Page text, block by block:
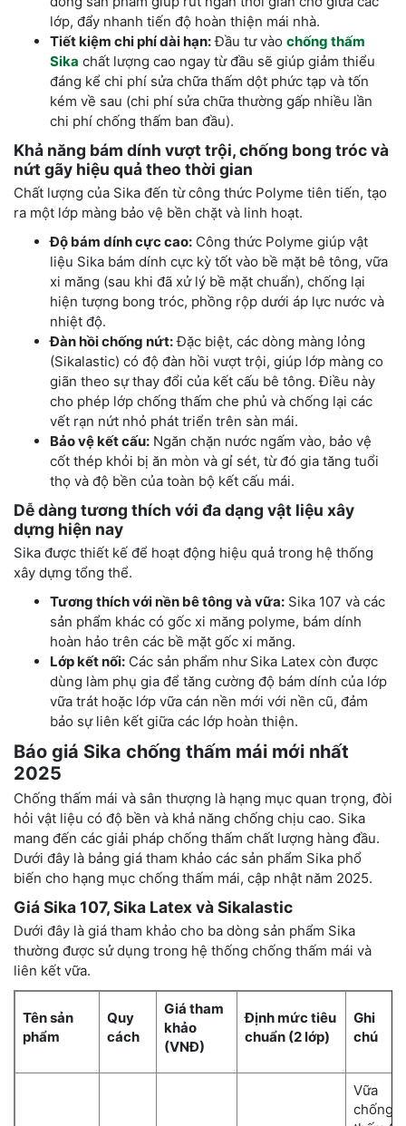
lớp, đẩy nhanh tiến độ hoàn thiện mái nhà.
Tiết kiệm chi phí dài hạn:Đầu tư vào chống thấm
Sika chất lượng cao ngay từ đầu sẽ giúp giảm thiểu
đáng kể chi phí sửa chữa thấm dột phức tạp và tốn
kém về sau (chi phí sửa chữa thường gấp nhiều lần
chi phí chống thấm ban đầu).
Khả năng bám dính vượt trội, chống bong tróc và
nứt gãy hiệu quả theo thời gian
Chất lượng của Sika đến từ công thức Polyme tiên tiến, tạo
ra một lớp màng bảo vệ bền chặt và linh hoạt.
Độ bám dính cực cao: Công thức Polyme giúp vật
liệu Sika bám dính cực kỳ tốt vào bề mặt bê tông, vữa
xi măng (sau khi đã xử lý bề mặt chuẩn), chống lại
hiện tượng bong tróc, phồng rộp dưới áp lực nước và
nhiệt độ.
Đàn hồi chống nứt:Đặc biệt, các dòng màng lỏng
(Sikalastic) có độ đàn hồi vượt trội, giúp lớp màng co
giãn theo sự thay đổi của kết cấu bê tông. Điều này
cho phép lớp chống thấm che phủ và chống lại các
vết rạn nứt nhỏ phát triển trên sàn mái.
Bảo vệ kết cấu: Ngăn chặn nước ngấm vào, bảo vệ
cốt thép khỏi bị ăn mòn và gỉ sét, từ đó gia tăng tuổi
thọ và độ bền của toàn bộ kết cấu mái.
Dễ dàng tương thích với đa dạng vật liệu xây
dựng hiện nay
Sika được thiết kế để hoạt động hiệu quả trong hệ thống
xây dựng tổng thể.
Tương thích với nền bê tông và vữa: Sika 107 và các
sản phẩm khác có gốc xi măng polyme, bám dính
hoàn hảo trên các bề mặt gốc xi măng.
Lớp kết nối: Các sản phẩm như Sika Latex còn được
dùng làm phụ gia để tăng cường độ bám dính của lớp
vữa trát hoặc lớp vữa cán nền mới với nền cũ, đảm
bảo sự liên kết giữa các lớp hoàn thiện.
Báo giá Sika chống thấm mái mới nhất
2025
Chống thấm mái và sân thượng là hạng mục quan trọng, đòi
hỏi vật liệu có độ bền và khả năng chống chịu cao. Sika
mang đến các giải pháp chống thấm chất lượng hàng đầu.
Dưới đây là bảng giá tham khảo các sản phẩm Sika phổ
biến cho hạng mục chống thấm mái, cập nhật năm 2025.
Giá Sika 107, Sika Latex và Sikalastic
Dưới đây là giá tham khảo cho ba dòng sản phẩm Sika
thường được sử dụng trong hệ thống chống thấm mái và
liên kết vữa.
Tên sản
phẩm
Quy
cách
Giá tham
khảo
(VNĐ)
Định mức tiêu
chuẩn (2 lớp)
Ghi
chú
Vữa
chống